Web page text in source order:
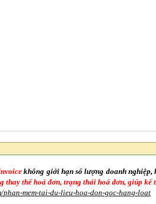
không giới hạn số lượng doanh
thế hoá đơn, trạng thái hoá đơn, giúp
mem-tai-du-lieu-hoa-don-goc-hang-loat